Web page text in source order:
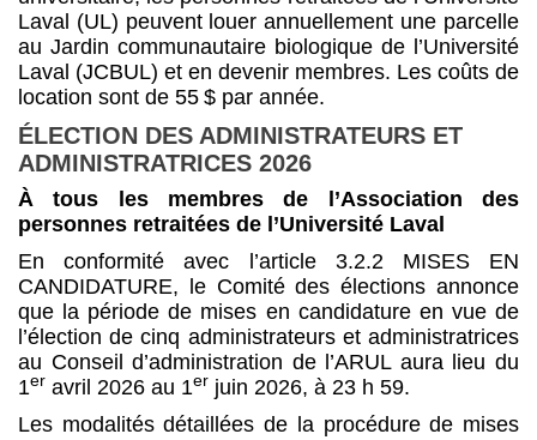
Laval (UL) peuvent louer annuellement une parcelle
au Jardin communautaire biologique de l’Université
Laval (JCBUL) et en devenir membres. Les coûts de
location sont de 55 $ par année.
ÉLECTION DES ADMINISTRATEURS ET
ADMINISTRATRICES 2026
À tous les membres de l’Association des
personnes retraitées de l’Université Laval
En conformité avec l’article 3.2.2 MISES EN
CANDIDATURE, le Comité des élections annonce
que la période de mises en candidature en vue de
l’élection de cinq administrateurs et administratrices
au Conseil d’administration de l’ARUL aura lieu du
1er avril 2026 au 1er juin 2026, à 23 h 59.
Les modalités détaillées de la procédure de mises